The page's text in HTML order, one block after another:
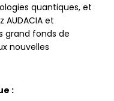
quantiques, et
AUDACIA et
grand fonds de
nouvelles
: